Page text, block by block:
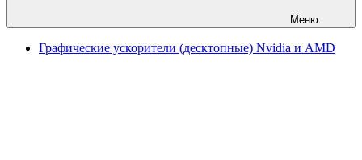
Меню
Графические ускорители (десктопные) Nvidia и AMD